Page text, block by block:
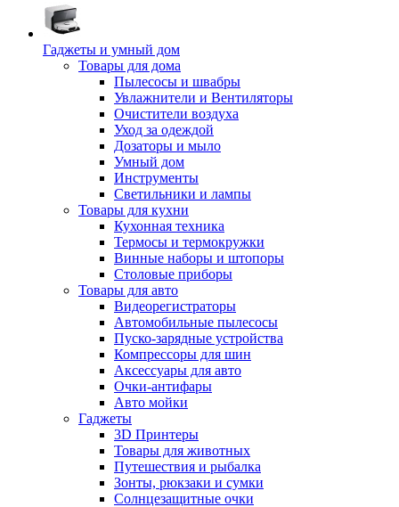
Гаджеты и умный дом
Товары для дома
Пылесосы и швабры
Увлажнители и Вентиляторы
Очистители воздуха
Уход за одеждой
Дозаторы и мыло
Умный дом
Инструменты
Светильники и лампы
Товары для кухни
Кухонная техника
Термосы и термокружки
Винные наборы и штопоры
Столовые приборы
Товары для авто
Видеорегистраторы
Автомобильные пылесосы
Пуско-зарядные устройства
Компрессоры для шин
Аксессуары для авто
Очки-антифары
Авто мойки
Гаджеты
3D Принтеры
Товары для животных
Путешествия и рыбалка
Зонты, рюкзаки и сумки
Солнцезащитные очки